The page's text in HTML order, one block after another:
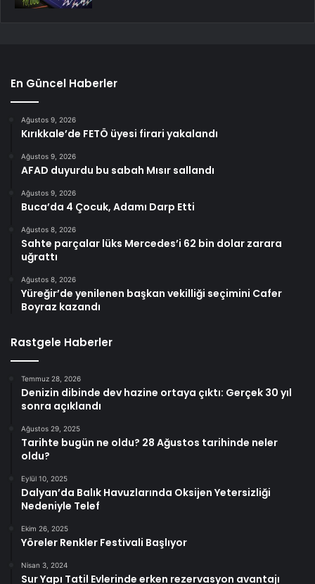
En Güncel Haberler
Ağustos 9, 2026
Kırıkkale’de FETÖ üyesi firari yakalandı
Ağustos 9, 2026
AFAD duyurdu bu sabah Mısır sallandı
Ağustos 9, 2026
Buca’da 4 Çocuk, Adamı Darp Etti
Ağustos 8, 2026
Sahte parçalar lüks Mercedes’i 62 bin dolar zarara
uğrattı
Ağustos 8, 2026
Yüreğir’de yenilenen başkan vekilliği seçimini Cafer
Boyraz kazandı
Rastgele Haberler
Temmuz 28, 2026
Denizin dibinde dev hazine ortaya çıktı: Gerçek 30 yıl
sonra açıklandı
Ağustos 29, 2025
Tarihte bugün ne oldu? 28 Ağustos tarihinde neler
oldu?
Eylül 10, 2025
Dalyan’da Balık Havuzlarında Oksijen Yetersizliği
Nedeniyle Telef
Ekim 26, 2025
Yöreler Renkler Festivali Başlıyor
Nisan 3, 2024
Sur Yapı Tatil Evlerinde erken rezervasyon avantajı